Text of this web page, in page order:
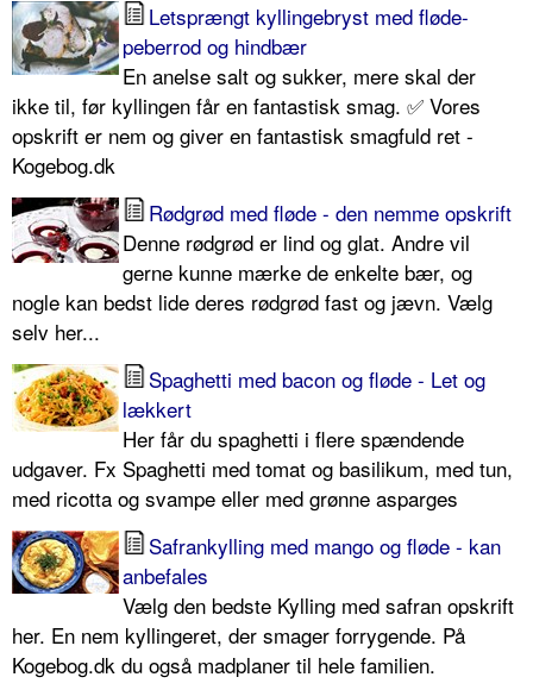
Letsprængt kyllingebryst med fløde-
peberrod og hindbær
En anelse salt og sukker, mere skal der
ikke til, før kyllingen får en fantastisk smag. ✅ Vores
opskrift er nem og giver en fantastisk smagfuld ret -
Kogebog.dk
Rødgrød med fløde - den nemme opskrift
Denne rødgrød er lind og glat. Andre vil
gerne kunne mærke de enkelte bær, og
nogle kan bedst lide deres rødgrød fast og jævn. Vælg
selv her...
Spaghetti med bacon og fløde - Let og
lækkert
Her får du spaghetti i flere spændende
udgaver. Fx Spaghetti med tomat og basilikum, med tun,
med ricotta og svampe eller med grønne asparges
Safrankylling med mango og fløde - kan
anbefales
Vælg den bedste Kylling med safran opskrift
her. En nem kyllingeret, der smager forrygende. På
Kogebog.dk du også madplaner til hele familien.